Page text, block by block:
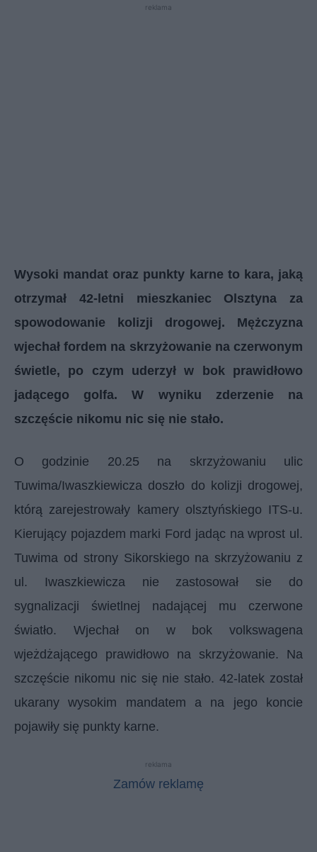
reklama
Wysoki mandat oraz punkty karne to kara, jaką
otrzymał 42-letni mieszkaniec Olsztyna za
spowodowanie kolizji drogowej. Mężczyzna
wjechał fordem na skrzyżowanie na czerwonym
świetle, po czym uderzył w bok prawidłowo
jadącego golfa. W wyniku zderzenie na
szczęście nikomu nic się nie stało.
O godzinie 20.25 na skrzyżowaniu ulic
Tuwima/Iwaszkiewicza doszło do kolizji drogowej,
którą zarejestrowały kamery olsztyńskiego ITS-u.
Kierujący pojazdem marki Ford jadąc na wprost ul.
Tuwima od strony Sikorskiego na skrzyżowaniu z
ul. Iwaszkiewicza nie zastosował sie do
sygnalizacji świetlnej nadającej mu czerwone
światło. Wjechał on w bok volkswagena
wjeżdżającego prawidłowo na skrzyżowanie. Na
szczęście nikomu nic się nie stało. 42-latek został
ukarany wysokim mandatem a na jego koncie
pojawiły się punkty karne.
reklama
Zamów reklamę